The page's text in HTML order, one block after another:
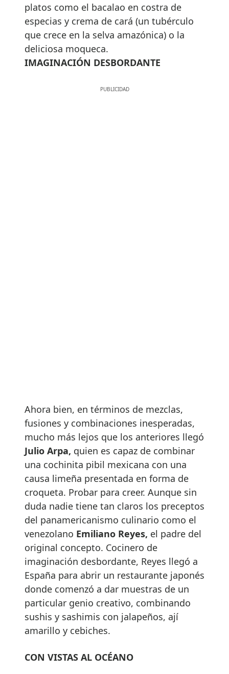
platos como el bacalao en costra de
especias y crema de cará (un tubérculo
que crece en la selva amazónica) o la
deliciosa moqueca.
IMAGINACIÓN DESBORDANTE
Ahora bien, en términos de mezclas,
fusiones y combinaciones inesperadas,
mucho más lejos que los anteriores llegó
Julio Arpa, quien es capaz de combinar
una cochinita pibil mexicana con una
causa limeña presentada en forma de
croqueta. Probar para creer. Aunque sin
duda nadie tiene tan claros los preceptos
del panamericanismo culinario como el
venezolano Emiliano Reyes, el padre del
original concepto. Cocinero de
imaginación desbordante, Reyes llegó a
España para abrir un restaurante japonés
donde comenzó a dar muestras de un
particular genio creativo, combinando
sushis y sashimis con jalapeños, ají
amarillo y cebiches.
CON VISTAS AL OCÉANO